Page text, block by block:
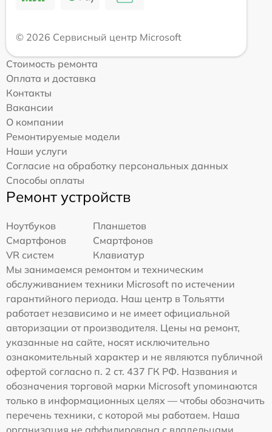
© 2026 Сервисный центр Microsoft
Стоимость ремонта
Оплата и доставка
Контакты
Вакансии
О компании
Ремонтируемые модели
Наши услуги
Согласие на обработку персональных данных
Способы оплаты
Ремонт устройств
Ноутбуков
Планшетов
Смартфонов
Смартфонов
VR систем
Клавиатур
Мы занимаемся ремонтом и техническим
обслуживанием техники Microsoft по истечении
гарантийного периода. Наш центр в Тольятти
работает независимо и не имеет официальной
авторизации от производителя. Цены на ремонт,
указанные на сайте, носят исключительно
ознакомительный характер и не являются публичной
офертой согласно п. 2 ст. 437 ГК РФ. Названия и
обозначения торговой марки Microsoft упоминаются
только в информационных целях — чтобы обозначить
перечень техники, с которой мы работаем. Наша
организация не аффилирована с владельцами